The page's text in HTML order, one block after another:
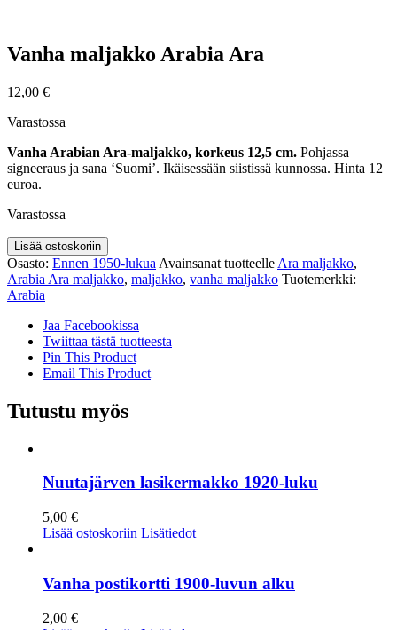
Vanha maljakko Arabia Ara
12,00 €
Varastossa
Vanha Arabian Ara-maljakko, korkeus 12,5 cm. Pohjassa
signeeraus ja sana ‘Suomi’. Ikäisessään siistissä kunnossa. Hinta 12
euroa.
Varastossa
Vanha
maljakko
Arabia
Ara
Lisää ostoskoriin
Osasto: Ennen 1950-lukua Avainsanat tuotteelle Ara maljakko,
Arabia Ara maljakko, maljakko, vanha maljakko Tuotemerkki:
Arabia
Jaa Facebookissa
Twiittaa tästä tuotteesta
Pin This Product
Email This Product
Tutustu myös
Nuutajärven lasikermakko 1920-luku
5,00 €
Lisää ostoskoriin Lisätiedot
Vanha postikortti 1900-luvun alku
2,00 €